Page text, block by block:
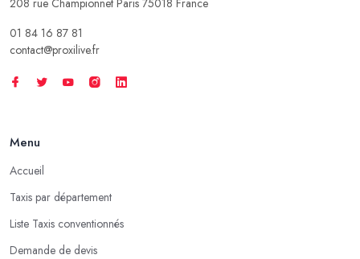
01 84 16 87 81
contact@proxilive.fr
Menu
Accueil
Taxis par département
Liste Taxis conventionnés
Demande de devis